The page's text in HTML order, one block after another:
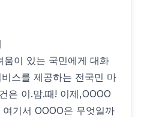
움이 있는 국민에게 대화
스를 제공하는 전국민 마
은 이.맘.때! 이제,OOOO
기서 OOOO은 무엇일까